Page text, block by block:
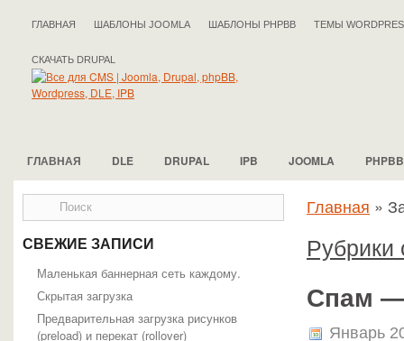
ГЛАВНАЯ ШАБЛОНЫ JOOMLA ШАБЛОНЫ PHPBB ТЕМЫ
СКАЧАТЬ DRUPAL
ГЛАВНАЯ DLE DRUPAL IPB JOOMLA PHPBB
СВЕЖИЕ ЗАПИСИ
Маленькая баннерная сеть каждому.
Скрытая загрузка
Предварительная загрузка рисунков
(preload) и перекат (rollover)
Главная »
Рубрики
Спам —
Январь